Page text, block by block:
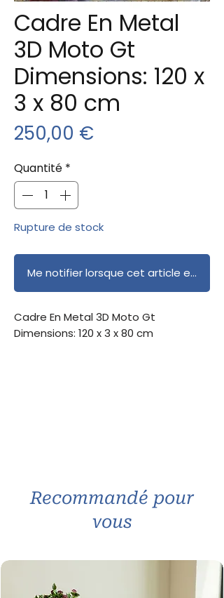
Cadre En Metal
3D Moto Gt
Dimensions: 120 x
3 x 80 cm
250,00 €
Quantité *
Rupture de stock
Me notifier lorsque cet article est
Cadre En Metal 3D Moto Gt
Dimensions: 120 x 3 x 80 cm
Recommandé pour
vous